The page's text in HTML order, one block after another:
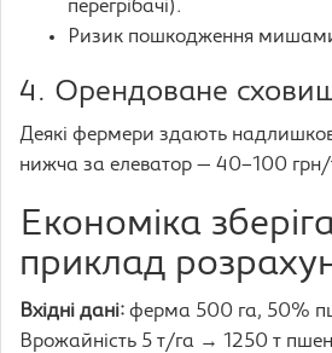
перегрібачі).
Ризик пошкодження
4. Орендоване
Деякі фермери здають
нижча за елеватор — 40–100 грн/
Економіка
приклад
Вхідні дані: ферма 500 га, 50%
Врожайність 5 т/га → 1250 т